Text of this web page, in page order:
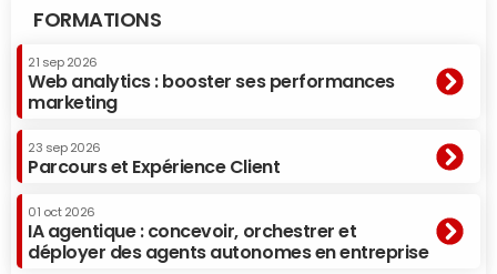
FORMATIONS
21 sep 2026
Web analytics : booster ses performances
marketing
23 sep 2026
Parcours et Expérience Client
01 oct 2026
IA agentique : concevoir, orchestrer et
déployer des agents autonomes en entreprise